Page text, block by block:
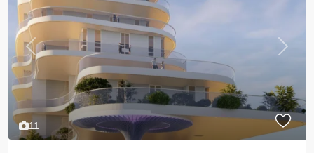
11
Previous Next